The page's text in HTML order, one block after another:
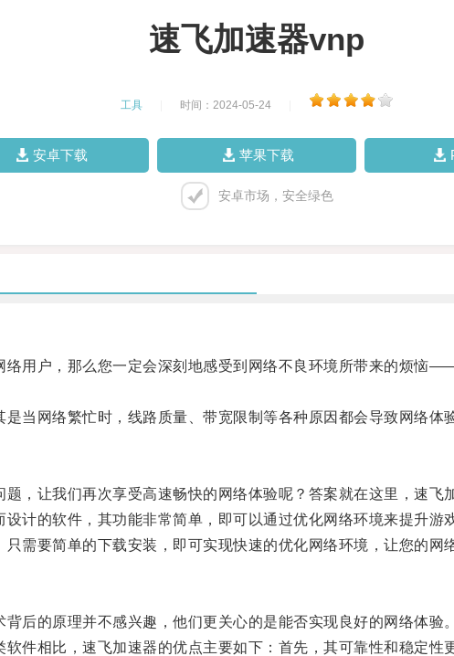
速飞加速器vnp
工具 时间：2024-05-24
安卓下载 苹果下载
安卓市场，安全绿色
用户，那么您一定会深刻地感受到网络不良环境所带来的烦恼
网络繁忙时，线路质量、带宽限制等各种原因都会导致网络体
让我们再次享受高速畅快的网络体验呢？答案就在这里，速飞
的软件，其功能非常简单，即可以通过优化网络环境来提升游
要简单的下载安装，即可实现快速的优化网络环境，让您的网
的原理并不感兴趣，他们更关心的是能否实现良好的网络体验。
相比，速飞加速器的优点主要如下：首先，其可靠性和稳定性更